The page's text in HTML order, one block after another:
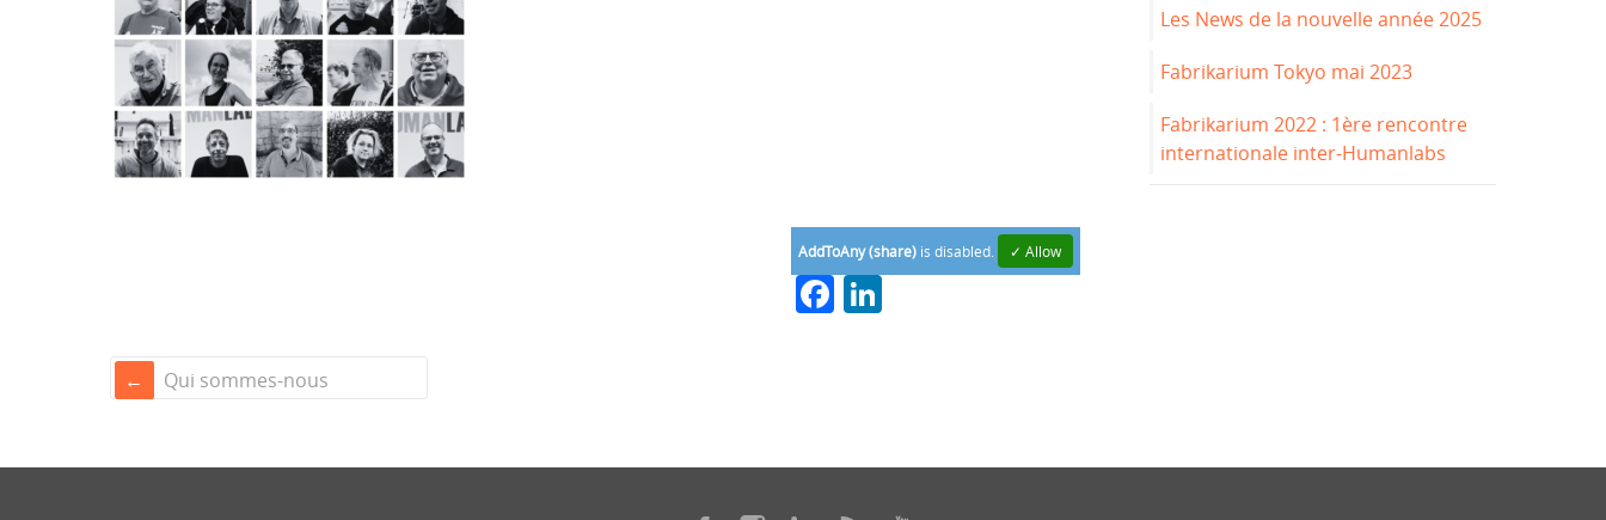
AddToAny (share) is disabled. ✓ Allow
Facebook
Qui sommes-nous
Les News de la nouvelle année 2025
Fabrikarium Tokyo mai 2023
Fabrikarium 2022 : 1ère rencontre
internationale inter-Humanlabs